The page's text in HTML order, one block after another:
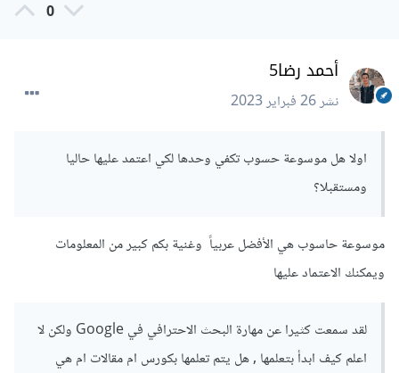
0
أحمد رضا5
نشر26 فبراير 2023
اولا هل موسوعة حسوب تكفي وحدها لكي اعتمد عليها حاليا
ومستقبلا؟
موسوعة حاسوب هي الأفضل عربياً وغنية بكم كبير من المعلومات
ويمكنك الاعتماد عليها
لقد سمعت كثيرا عن مهارة البحث الاحترافي في Google ولكن لا
اعلم كيف ابدأ بتعلمها , هل يتم تعلمها بكورس ام مقالات ام هي